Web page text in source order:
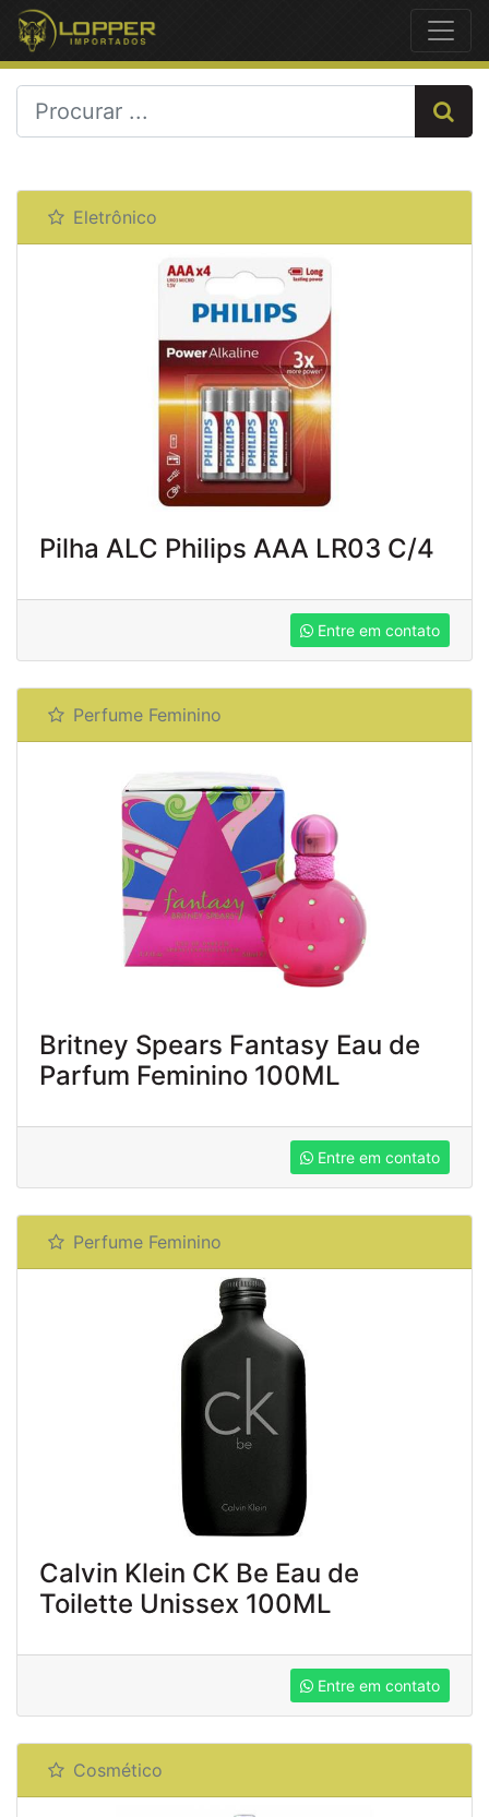
Eletrônico
Pilha ALC Philips AAA LR03 C/4
Entre em contato
Perfume Feminino
Britney Spears Fantasy Eau de
Parfum Feminino 100ML
Entre em contato
Perfume Feminino
Calvin Klein CK Be Eau de
Toilette Unissex 100ML
Entre em contato
Cosmético